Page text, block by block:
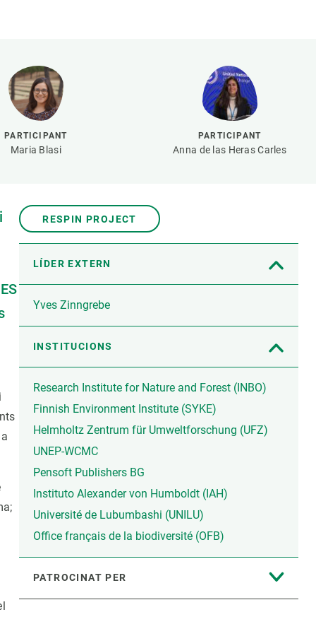
PARTICIPANT
Maria Blasi
PARTICIPANT
Anna de las Heras Carles
RESPIN PROJECT
LÍDER EXTERN
Yves Zinngrebe
INSTITUCIONS
Research Institute for Nature and Forest (INBO)
Finnish Environment Institute (SYKE)
Helmholtz Zentrum für Umweltforschung (UFZ)
UNEP-WCMC
Pensoft Publishers BG
Instituto Alexander von Humboldt (IAH)
Université de Lubumbashi (UNILU)
Office français de la biodiversité (OFB)
PATROCINAT PER